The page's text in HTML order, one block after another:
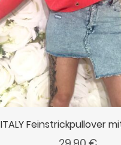
ITALY Feinstrickpullover